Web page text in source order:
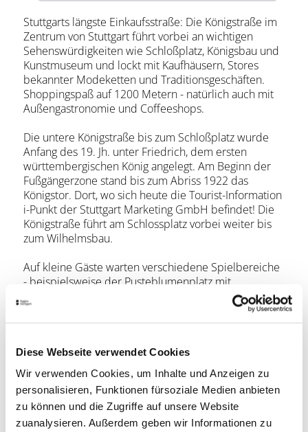
Diese Webseite verwendet Cookies
Wir verwenden Cookies, um Inhalte und Anzeigen zu
personalisieren, Funktionen fürsoziale Medien anbieten
zu können und die Zugriffe auf unsere Website
zuanalysieren. Außerdem geben wir Informationen zu
Stuttgarts längste Einkaufsstraße: Die Königstraße im
Zentrum von Stuttgart führt vorbei an wichtigen
Sehenswürdigkeiten wie Schloßplatz, Königsbau und
Kunstmuseum und lockt mit Kaufhäusern, Stores
bekannter Modeketten und Traditionsgeschäften.
Shoppingspaß auf 1200 Metern - natürlich auch mit
Außengastronomie und Coffeeshops.
Die untere Königstraße bis zum Schloßplatz wurde
Anfang des 19. Jh. unter Friedrich, dem ersten
württembergischen König angelegt. Am Beginn der
Fußgängerzone stand bis zum Abriss 1922 das
Königstor. Dort, wo sich heute die Tourist-Information
i-Punkt der Stuttgart Marketing GmbH befindet! Die
Königstraße führt am Schlossplatz vorbei weiter bis
zum Wilhelmsbau.
Auf kleine Gäste warten verschiedene Spielbereiche
- beispielsweise der Pusteblumenplatz mit
Kaleidoskop und mehr. Die Königstraße Stuttgart ist
besonders im Sommer beliebte Flaniermeile im
Herzen der Stadt.
Lage & Kontakt
Königstraße
Königstraße
70173 Stuttgart